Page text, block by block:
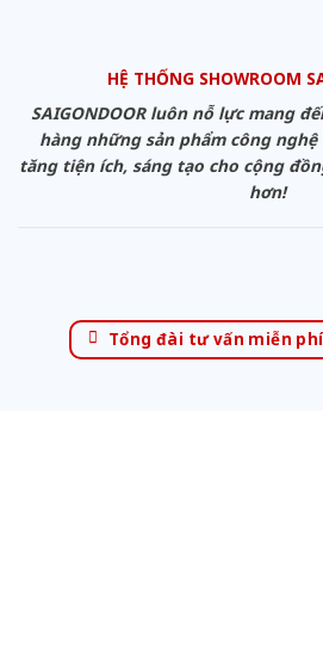
HỆ THỐNG SHOWROOM
SAIGONDOOR luôn nỗ lực mang
hàng những sản phẩm công
tăng tiện ích, sáng tạo cho cộng
hơn!
Tổng đài tư vấn miễn